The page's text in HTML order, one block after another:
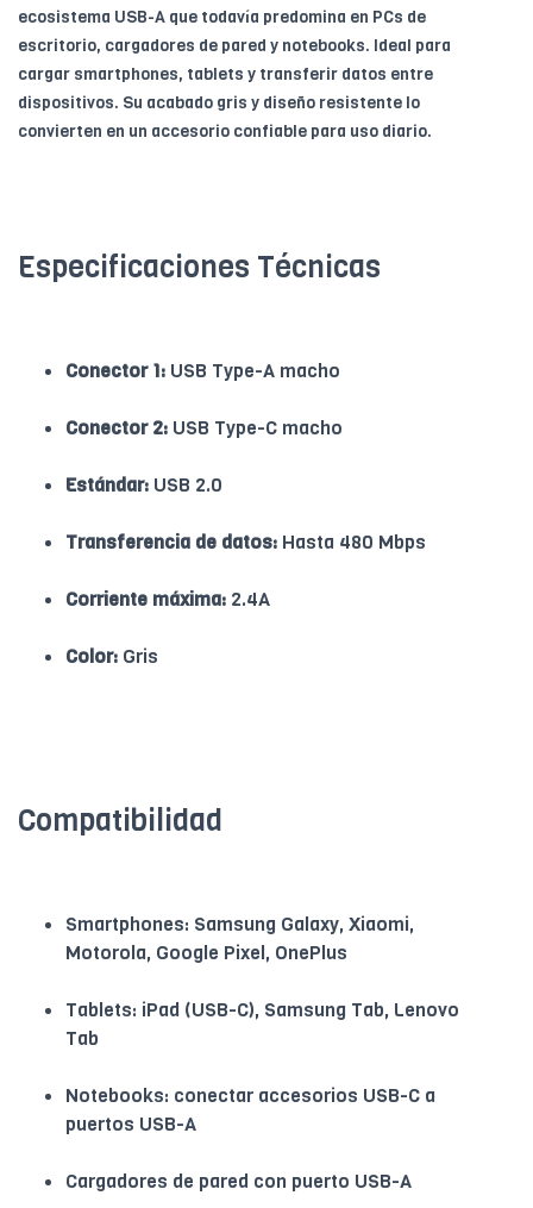
ecosistema USB-A que todavía predomina en PCs de
escritorio, cargadores de pared y notebooks. Ideal para
cargar smartphones, tablets y transferir datos entre
dispositivos. Su acabado gris y diseño resistente lo
convierten en un accesorio confiable para uso diario.
Especificaciones Técnicas
Conector 1: USB Type-A macho
Conector 2: USB Type-C macho
Estándar: USB 2.0
Transferencia de datos: Hasta 480 Mbps
Corriente máxima: 2.4A
Color: Gris
Compatibilidad
Smartphones: Samsung Galaxy, Xiaomi,
Motorola, Google Pixel, OnePlus
Tablets: iPad (USB-C), Samsung Tab, Lenovo
Tab
Notebooks: conectar accesorios USB-C a
puertos USB-A
Cargadores de pared con puerto USB-A